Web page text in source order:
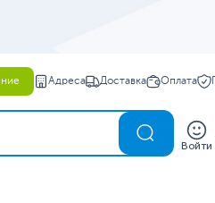
Адреса Доставка Оплата
Войти